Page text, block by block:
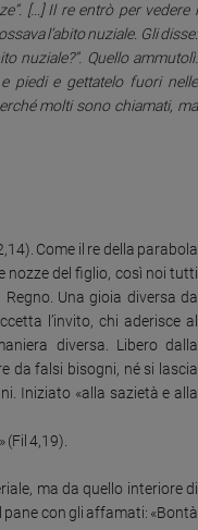
[...] Il re entrò per vedere i
l’abito nuziale. Gli disse:
nuziale?”. Quello ammutolì.
piedi e gettatelo fuori nelle
molti sono chiamati, ma
Come il re della parabola
nozze del figlio, così noi tutti
Una gioia diversa da
l’invito, chi aderisce al
diversa. Libero dalla
da falsi bisogni, né si lascia
Iniziato «alla sazietà e alla
(Fil 4,19).
ma da quello interiore di
pane con gli affamati: «Bontà